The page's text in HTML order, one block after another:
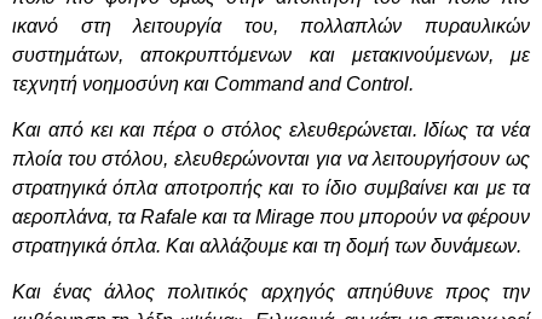
ικανό στη λειτουργία του, πολλαπλών πυραυλικών
συστημάτων, αποκρυπτόμενων και μετακινούμενων, με
τεχνητή νοημοσύνη και Command and Control.
Και από κει και πέρα ο στόλος ελευθερώνεται. Ιδίως τα νέα
πλοία του στόλου, ελευθερώνονται για να λειτουργήσουν ως
στρατηγικά όπλα αποτροπής και το ίδιο συμβαίνει και με τα
αεροπλάνα, τα Rafale και τα Mirage που μπορούν να φέρουν
στρατηγικά όπλα. Και αλλάζουμε και τη δομή των δυνάμεων.
Και ένας άλλος πολιτικός αρχηγός απηύθυνε προς την